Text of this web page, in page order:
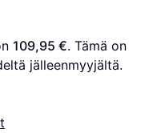
109,95 €. Tämä on
jälleenmyyjältä.